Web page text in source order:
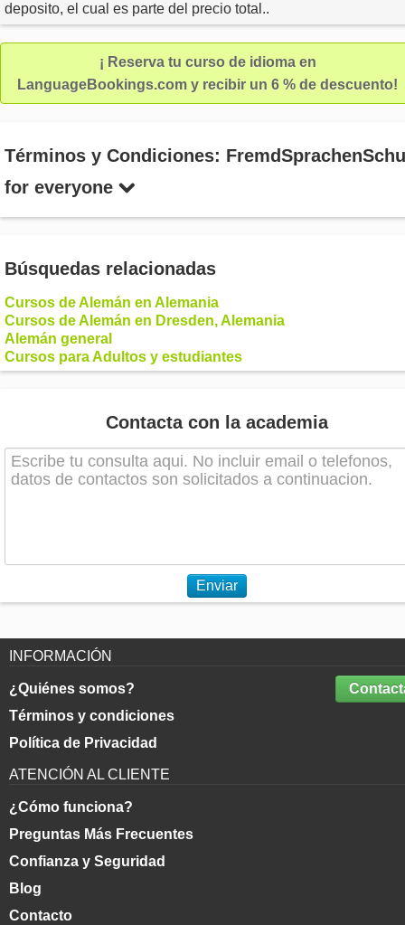
deposito, el cual es parte del precio total..
¡ Reserva tu curso de idioma en
LanguageBookings.com y recibir un 6 % de descuento!
Términos y Condiciones:
for everyone
Búsquedas relacionadas
Cursos de Alemán en Alemania
Cursos de Alemán en Dresden, Alemania
Alemán general
Cursos para Adultos y estudiantes
Contacta con la academia
Enviar
INFORMACIÓN
¿Quiénes somos?
Términos y condiciones
Política de Privacidad
ATENCIÓN AL CLIENTE
¿Cómo funciona?
Preguntas Más Frecuentes
Confianza y Seguridad
Blog
Contacto